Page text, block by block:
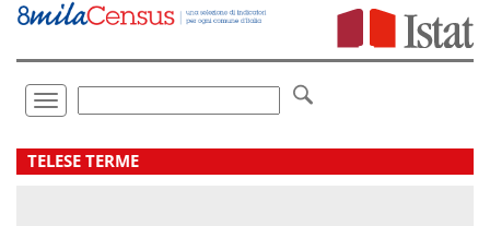
Vai
direttamente
Toggle
navigation
.
TELESE TERME